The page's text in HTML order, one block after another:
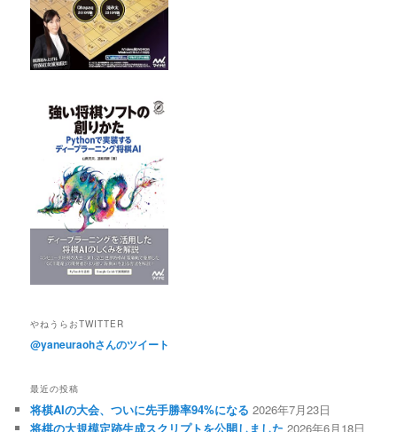
やねうらおTWITTER
@yaneuraohさんのツイート
最近の投稿
将棋AIの大会、ついに先手勝率94%になる 2026年7月23日
将棋の大規模定跡生成スクリプトを公開しました 2026年6月18日